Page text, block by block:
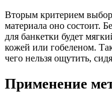
Вторым критерием
материала оно состоит.
для банкетки будет
кожей или гобеленом.
чего нельзя ощутить,
Применение